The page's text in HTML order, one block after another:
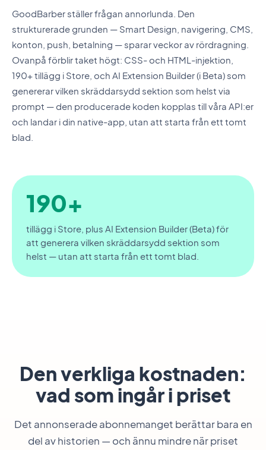
GoodBarber ställer frågan annorlunda. Den
strukturerade grunden — Smart Design, navigering, CMS,
konton, push, betalning — sparar veckor av rördragning.
Ovanpå förblir taket högt: CSS- och HTML-injektion,
190+ tillägg i Store, och AI Extension Builder (i Beta) som
genererar vilken skräddarsydd sektion som helst via
prompt — den producerade koden kopplas till våra API:er
och landar i din native-app, utan att starta från ett tomt
blad.
190+
tillägg i Store, plus AI Extension Builder (Beta) för
att generera vilken skräddarsydd sektion som
helst — utan att starta från ett tomt blad.
Den verkliga kostnaden:
vad som ingår i priset
Det annonserade abonnemanget berättar bara en
del av historien — och ännu mindre när priset